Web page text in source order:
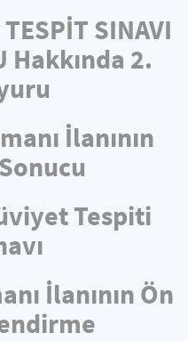
SINAVI
Hakkında 2.
İlanının
Tespiti
İlanının Ön